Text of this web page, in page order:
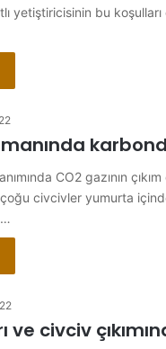
yetiştiricisinin bu
CO2 gazının
civcivler yumurta
ve civciv